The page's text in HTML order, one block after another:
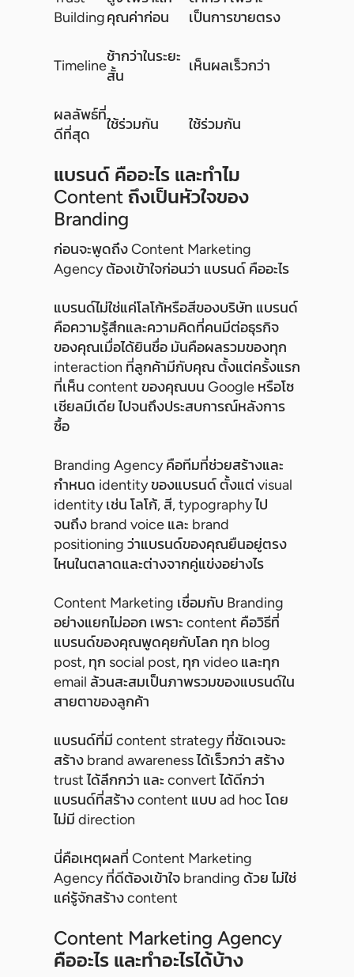
Buildingคุณค่าก่อน
เป็นการขายตรง
Timeline
ช้ากว่าในระยะ
สั้น
เห็นผลเร็วกว่า
ผลลัพธ์ที่
ดีที่สุด
ใช้ร่วมกัน ใช้ร่วมกัน
แบรนด์ คืออะไร และทำไม
Content ถึงเป็นหัวใจของ
Branding
ก่อนจะพูดถึง Content Marketing
Agency ต้องเข้าใจก่อนว่า แบรนด์ คืออะไร
แบรนด์ไม่ใช่แค่โลโก้หรือสีของบริษัท แบรนด์
คือความรู้สึกและความคิดที่คนมีต่อธุรกิจ
ของคุณเมื่อได้ยินชื่อ มันคือผลรวมของทุก
interaction ที่ลูกค้ามีกับคุณ ตั้งแต่ครั้งแรก
ที่เห็น content ของคุณบน Google หรือโซ
เชียลมีเดีย ไปจนถึงประสบการณ์หลังการ
ซื้อ
Branding Agency คือทีมที่ช่วยสร้างและ
กำหนด identity ของแบรนด์ ตั้งแต่ visual
identity เช่น โลโก้, สี, typography ไป
จนถึง brand voice และ brand
positioning ว่าแบรนด์ของคุณยืนอยู่ตรง
ไหนในตลาดและต่างจากคู่แข่งอย่างไร
Content Marketing เชื่อมกับ Branding
อย่างแยกไม่ออก เพราะ content คือวิธีที่
แบรนด์ของคุณพูดคุยกับโลก ทุก blog
post, ทุก social post, ทุก video และทุก
email ล้วนสะสมเป็นภาพรวมของแบรนด์ใน
สายตาของลูกค้า
แบรนด์ที่มี content strategy ที่ชัดเจนจะ
สร้าง brand awareness ได้เร็วกว่า สร้าง
trust ได้ลึกกว่า และ convert ได้ดีกว่า
แบรนด์ที่สร้าง content แบบ ad hoc โดย
ไม่มี direction
นี่คือเหตุผลที่ Content Marketing
Agency ที่ดีต้องเข้าใจ branding ด้วย ไม่ใช่
แค่รู้จักสร้าง content
Content Marketing Agency
คืออะไร และทำอะไรได้บ้าง